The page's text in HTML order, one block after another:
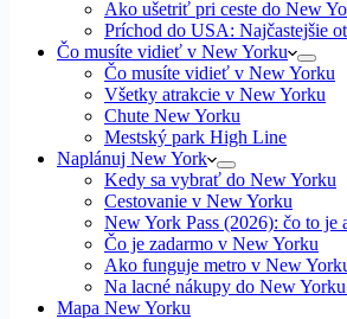
Ako ušetriť pri ceste do New
Príchod do USA: Najčastejšie
Čo musíte vidieť v New Yorku
Čo musíte vidieť v New Yorku
Všetky atrakcie v New Yorku
Chute New Yorku
Mestský park High Line
Naplánuj New York
Kedy sa vybrať do New Yorku
Cestovanie v New Yorku
New York Pass (2026): čo to je
Čo je zadarmo v New Yorku
Ako funguje metro v New
Na lacné nákupy do New
Mapa New Yorku